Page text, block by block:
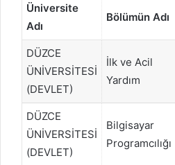
Üniversite
Adı
Bölümün Adı
DÜZCE
ÜNİVERSİTESİ
(DEVLET)
İlk ve Acil
Yardım
DÜZCE
ÜNİVERSİTESİ
(DEVLET)
Bilgisayar
Programcılığı